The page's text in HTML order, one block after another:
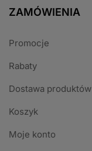
ZAMÓWIENIA
Promocje
Rabaty
Dostawa produktów
Koszyk
Moje konto